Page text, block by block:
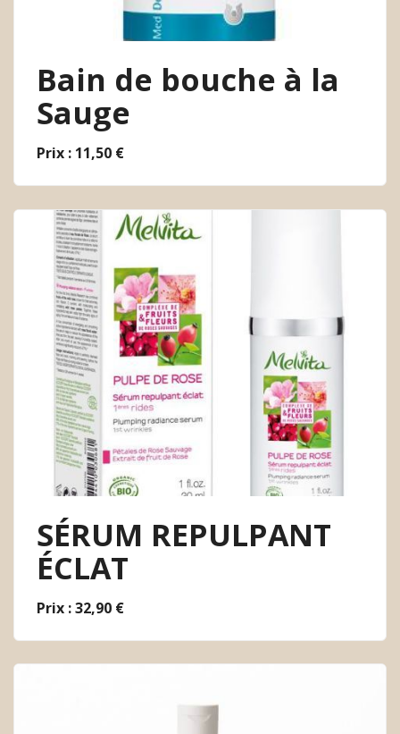
Bain de bouche à la
Sauge
Prix : 11,50 €
SÉRUM REPULPANT
ÉCLAT
Prix : 32,90 €